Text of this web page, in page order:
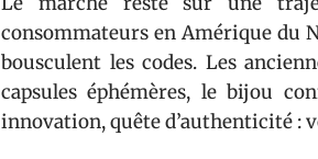
consommateurs en Amérique du
bousculent les codes. Les
capsules éphémères, le bijou
innovation, quête d’authenticité :